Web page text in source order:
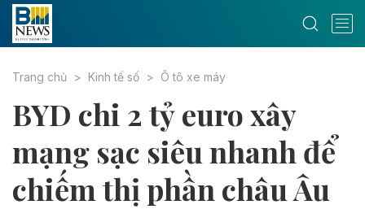
Trang chủ Kinh tế số Ô tô xe máy
BYD chi 2 tỷ euro xây
mạng sạc siêu nhanh để
chiếm thị phần châu Âu